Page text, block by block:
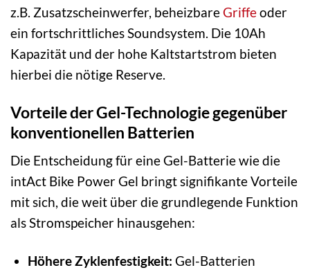
z.B. Zusatzscheinwerfer, beheizbareGriffeoder
ein fortschrittliches Soundsystem. Die 10Ah
Kapazität und der hohe Kaltstartstrom bieten
hierbei die nötige Reserve.
Vorteile der Gel-Technologie gegenüber
konventionellen Batterien
Die Entscheidung für eine Gel-Batterie wie die
intAct Bike Power Gel bringt signifikante Vorteile
mit sich, die weit über die grundlegende Funktion
als Stromspeicher hinausgehen:
Höhere Zyklenfestigkeit: Gel-Batterien